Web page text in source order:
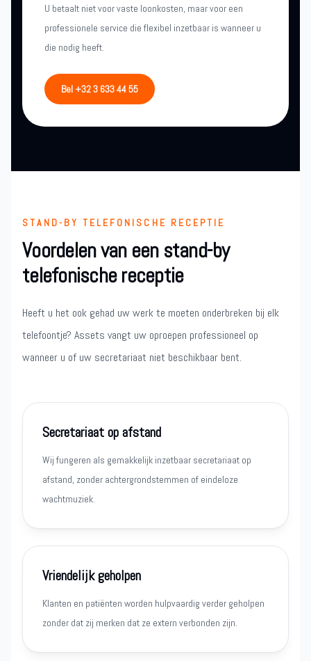
U betaalt niet voor vaste loonkosten, maar voor een
professionele service die flexibel inzetbaar is wanneer u
die nodig heeft.
Bel +32 3 633 44 55
STAND-BY TELEFONISCHE RECEPTIE
Voordelen van een stand-by
telefonische receptie
Heeft u het ook gehad uw werk te moeten onderbreken bij elk
telefoontje? Assets vangt uw oproepen professioneel op
wanneer u of uw secretariaat niet beschikbaar bent.
Secretariaat op afstand
Wij fungeren als gemakkelijk inzetbaar secretariaat op
afstand, zonder achtergrondstemmen of eindeloze
wachtmuziek.
Vriendelijk geholpen
Klanten en patiënten worden hulpvaardig verder geholpen
zonder dat zij merken dat ze extern verbonden zijn.